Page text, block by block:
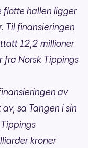
flotte hallen ligger
Til finansieringen
12,2 millioner
fra Norsk Tippings
av
sa Tangen i sin
kroner